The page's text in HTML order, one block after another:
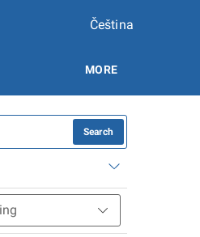
Čeština
MORE
Search